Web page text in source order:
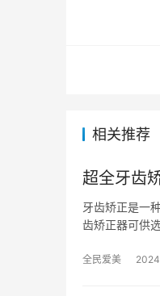
相关推荐
超全牙齿
牙齿矫正是一
齿矫正器可供
全民爱美